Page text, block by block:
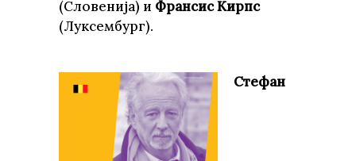
(Словенија) и Франсис Кирпс
(Луксембург).
Стефан